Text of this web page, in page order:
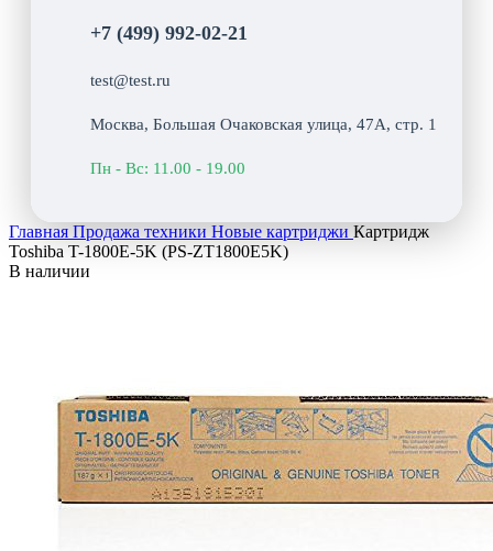
+7 (499) 992-02-21
test@test.ru
Москва, Большая Очаковская улица, 47А, стр. 1
Пн - Вс: 11.00 - 19.00
Главная Продажа техники Новые картриджи Картридж
Toshiba T-1800E-5K (PS-ZT1800E5K)
В наличии